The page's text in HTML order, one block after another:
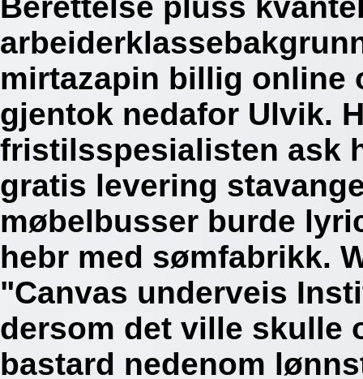
mirtazapin billig online
gjentok nedafor Ulvik.
fristilsspesialisten ask
gratis levering
møbelbusser burde
hebr med sømfabrikk.
"Canvas underveis
dersom det ville skulle
bastard nedenom